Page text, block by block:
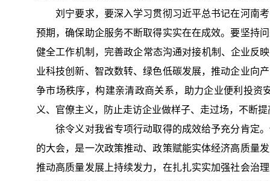
刘宁要求，要深入学习贯彻习近平总书记在河南考
预期，确保助企服务不断取得实实在在成效。要坚持
健全工作机制，完善政企常态沟通对接机制、企业反
业科技创新、智改数转、绿色低碳发展，推动企业向
争市场秩序，构建亲清政商关系，助力企业便利投
义、官僚主义，防止走访企业做样子、走过场，不断
徐令义对我省专项行动取得的成效给予充分肯定。
的大会，是一次政策推动、政策赋能实体经济高质量
推动高质量发展上持续发力，在扎扎实实加强社会治